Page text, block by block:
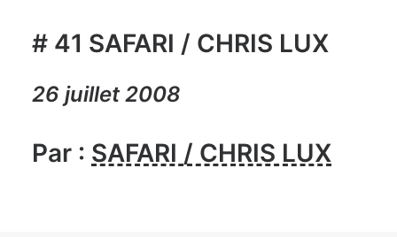
# 41 SAFARI / CHRIS LUX
26 juillet 2008
Par : SAFARI / CHRIS LUX